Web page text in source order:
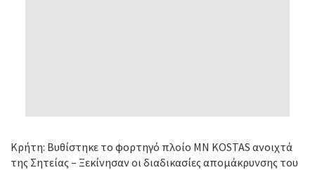
Κρήτη: Βυθίστηκε το φορτηγό πλοίο MN KOSTAS ανοιχτά
της Σητείας – Ξεκίνησαν οι διαδικασίες απομάκρυνσης του